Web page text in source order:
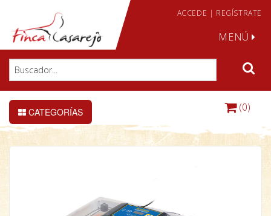
ACCEDE | REGÍSTRATE
MENÚ
CATEGORÍAS (0)